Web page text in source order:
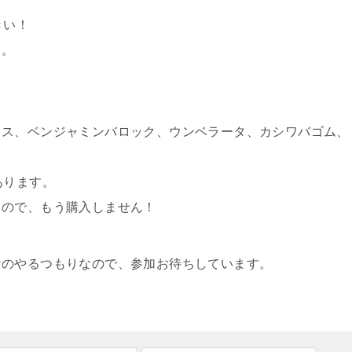
！
、ベンジャミンバロック、ウンベラータ、カシワバゴム、
ます。
で、もう購入しません！
やるつもりなので、参加お待ちしています。